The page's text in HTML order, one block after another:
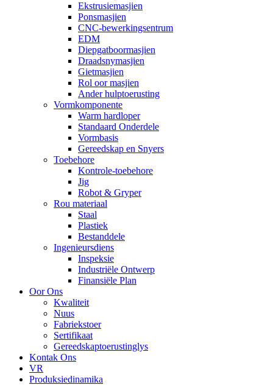
Ekstrusiemasjien
Ponsmasjien
CNC-bewerkingsentrum
EDM
Diepgatboormasjien
Draadsnymasjien
Gietmasjien
Rol oor masjien
Ander hulptoerusting
Vormkomponente
Warm hardloper
Standaard Onderdele
Vormbasis
Gereedskap en Snyers
Toebehore
Kontrole-toebehore
Jig
Robot & Gryper
Rou materiaal
Staal
Plastiek
Bestanddele
Ingenieursdiens
Inspeksie
Industriële Ontwerp
Finansiële Plan
Oor Ons
Kwaliteit
Nuus
Fabriekstoer
Sertifikaat
Gereedskaptoerustinglys
Kontak Ons
VR
Produksiedinamika